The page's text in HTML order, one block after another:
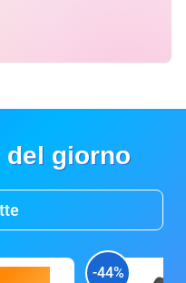
del giorno
-44%